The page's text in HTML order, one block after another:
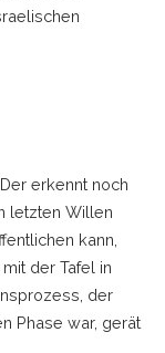
erkennt noch
letzten Willen
kann,
der Tafel in
der
Phase war, gerät